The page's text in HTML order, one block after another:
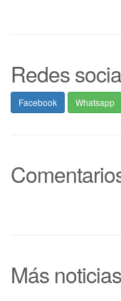
Redes
Facebook Whatsapp
Más